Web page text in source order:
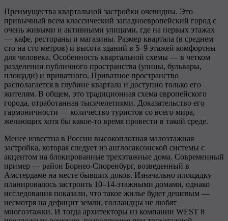
Преимущества квартальной застройки очевидны. Это
привычный всем классический западноевропейский город с
очень живыми и активными улицами, где на первых этажах
— кафе, рестораны и магазины. Размер квартала (в среднем
сто на сто метров) и высота зданий в 5–9 этажей комфортны
для человека. Особенность квартальной схемы — в четком
разделении публичного пространства (улицы, бульвары,
площади) и приватного. Приватное пространство
располагается в глубине квартала и доступно только его
жителям. В общем, это традиционная схема европейского
города, отработанная тысячелетиями. Доказательство его
гармоничности — количество туристов со всего мира,
желающих хотя бы какое-то время провести в такой среде.
Менее известна в России высокоплотная малоэтажная
застройка, которая следует из англосаксонской системы с
акцентом на блокированные трехэтажные дома. Современный
пример — район Борнео-Споренбург, возведенный в
Амстердаме на месте бывших доков. Изначально площадку
планировалось застроить 10–14-этажными домами, однако
исследования показали, что такое жилье будет дешевым —
несмотря на дефицит земли, голландцы не любят
многоэтажки. И тогда архитекторы из компании WEST 8